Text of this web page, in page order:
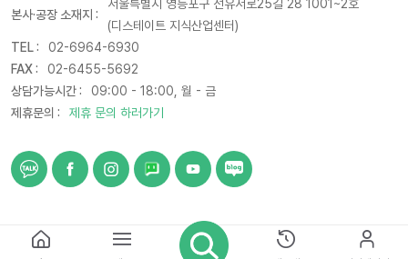
본사·공장 소재지 :
서울특별시 영등포구 선유서로25길 28 1001~2호
(디스테이트 지식산업센터)
TEL :
02-6964-6930
FAX :
02-6455-5692
상담가능시간 :
09:00 - 18:00, 월 - 금
제휴문의 :
제휴 문의 하러가기
© 2021 CARETBIO. All rights reserved